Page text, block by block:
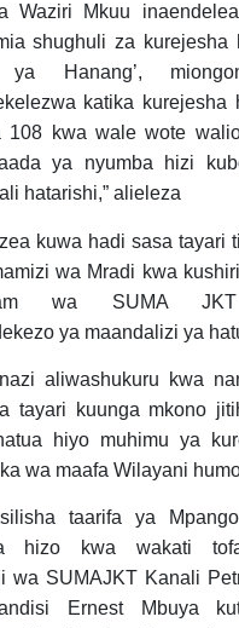
Waziri Mkuu
shughuli za kurejesha
ya Hanang’,
katika
108 kwa wale wote
ya nyumba hizi
hatarishi,” alieleza
kuwa hadi sasa tayari
wa Mradi kwa
wa SUMA JKT
ya maandalizi ya
aliwashukuru kwa
tayari kuunga mkono
hiyo muhimu ya
wa maafa Wilayani
taarifa ya
hizo kwa wakati
wa SUMAJKT Kanali
Ernest Mbuya